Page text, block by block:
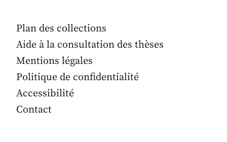
Plan des collections
Aide à la consultation des thèses
Mentions légales
Politique de confidentialité
Accessibilité
Contact